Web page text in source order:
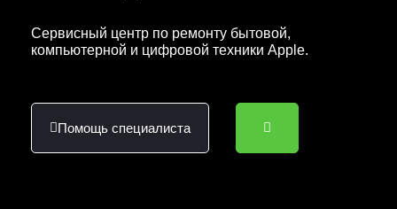
Сервисный центр по ремонту бытовой,
компьютерной и цифровой техники Apple.
Помощь специалиста